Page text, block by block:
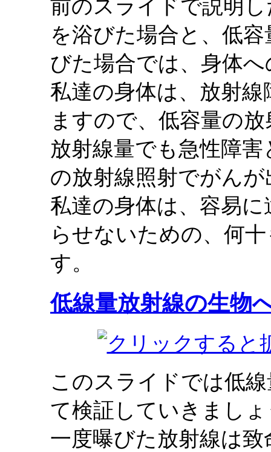
前のスライドで説明
を浴びた場合と、低
びた場合では、身体
私達の身体は、放射
ますので、低容量の
放射線量でも急性障
の放射線照射でがん
私達の身体は、容易
らせないための、何
す。
低線量放射線の生物
このスライドでは低
て検証していきまし
一度曝びた放射線は